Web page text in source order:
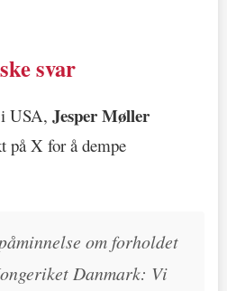
svar
USA, Jesper Møller
på X for å dempe
om forholdet
Danmark: Vi